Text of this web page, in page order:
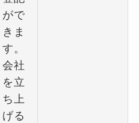
がで
きま
す。
会社
を立
ち上
げる